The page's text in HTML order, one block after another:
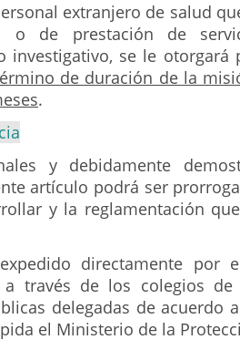
extranjero de salud
o de prestación de
investigativo, se le otorgará
de duración de la
.
y debidamente
artículo podrá ser
y la reglamentación
directamente por
a través de los colegios de
delegadas de acuerdo
el Ministerio de la